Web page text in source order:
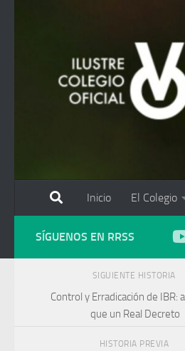
Inicio El Colegio
SÍGUENOS EN RRSS
SIGUIENTE HISTORIA
Control y Erradicación de IBR:
que un Real Decreto
HISTORIA PREVIA